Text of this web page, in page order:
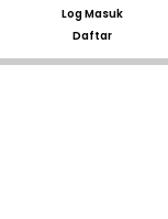
Log Masuk
Daftar